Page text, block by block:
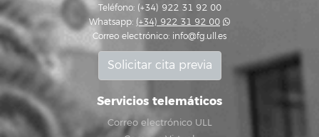
Teléfono: (+34) 922 31 92 00
Whatsapp: (+34) 922 31 92 00
Correo electrónico: info@fg.ull.es
Solicitar cita previa
Servicios telemáticos
Correo electrónico ULL